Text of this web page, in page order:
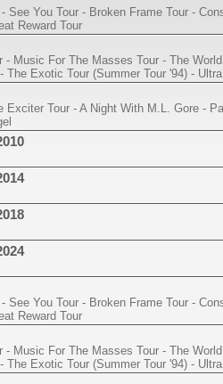
See You Tour - Broken Frame Tour -
Reward Tour
- Music For The Masses Tour - The
The Exotic Tour (Summer Tour '94) -
Exciter Tour - A Night With M.L. Gore -
See You Tour - Broken Frame Tour -
Reward Tour
- Music For The Masses Tour - The
The Exotic Tour (Summer Tour '94) -